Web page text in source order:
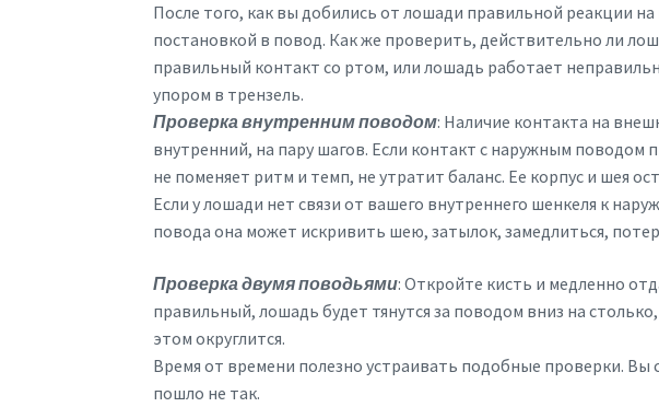
После того, как вы добились от лошади правильной реакции
постановкой в повод. Как же проверить, действительно ли
правильный контакт со ртом, или лошадь работает
упором в трензель.
Проверка внутренним поводом: Наличие контакта на
внутренний, на пару шагов. Если контакт с наружным
не поменяет ритм и темп, не утратит баланс. Ее корпус и шея
Если у лошади нет связи от вашего внутреннего шенкеля к
повода она может искривить шею, затылок, замедлиться,
Проверка двумя поводьями: Откройте кисть и медленно
правильный, лошадь будет тянутся за поводом вниз на
этом округлится.
Время от времени полезно устраивать подобные проверки. Вы
пошло не так.